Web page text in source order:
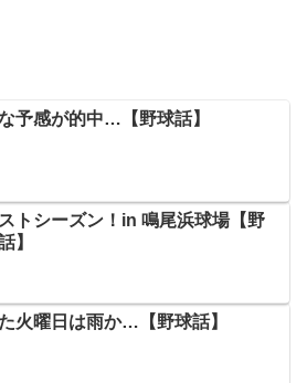
予感が的中…【野球話】
トシーズン！in 鳴尾浜球場【野
】
火曜日は雨か…【野球話】